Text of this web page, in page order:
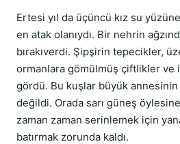
Ertesi yıl da üçüncü kız su
en atak olanıydı. Bir nehrin
bırakıverdi. Şipşirin tepecikler,
ormanlara gömülmüş çiftlikler ve
gördü. Bu kuşlar büyük annesinin
değildi. Orada sarı güneş
zaman zaman serinlemek için
batırmak zorunda kaldı.